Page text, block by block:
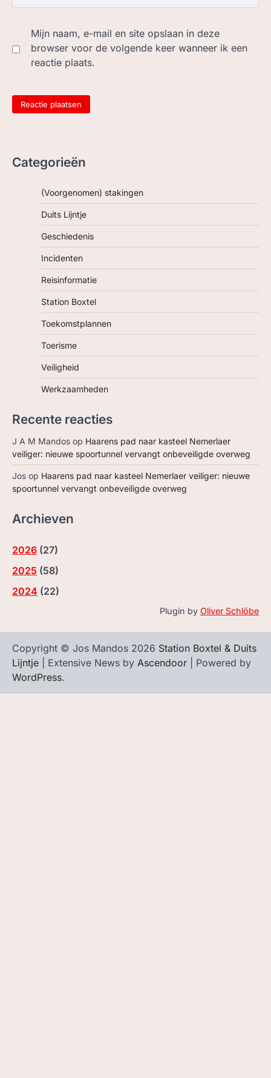
Mijn naam, e-mail en site opslaan in deze
browser voor de volgende keer wanneer ik een
reactie plaats.
Categorieën
(Voorgenomen) stakingen
Duits Lijntje
Geschiedenis
Incidenten
Reisinformatie
Station Boxtel
Toekomstplannen
Toerisme
Veiligheid
Werkzaamheden
Recente reacties
J A M Mandos op Haarens pad naar kasteel Nemerlaer
veiliger: nieuwe spoortunnel vervangt onbeveiligde overweg
Jos op Haarens pad naar kasteel Nemerlaer veiliger: nieuwe
spoortunnel vervangt onbeveiligde overweg
Archieven
2026 (27)
2025 (58)
2024 (22)
Plugin by Oliver Schlöbe
Copyright © Jos Mandos 2026 Station Boxtel & Duits
Lijntje | Extensive News by Ascendoor | Powered by
WordPress.